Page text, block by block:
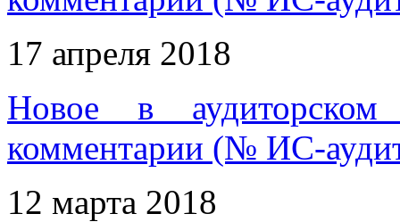
17 апреля 2018
Новое в аудиторском
комментарии (№ ИС-
12 марта 2018